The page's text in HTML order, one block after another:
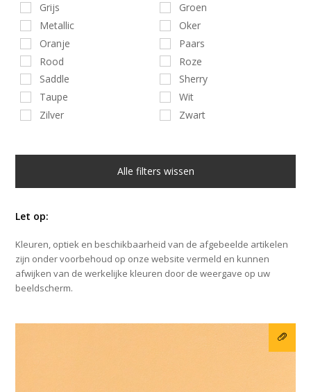
Grijs
Groen
Metallic
Oker
Oranje
Paars
Rood
Roze
Saddle
Sherry
Taupe
Wit
Zilver
Zwart
Alle filters wissen
Let op:
Kleuren, optiek en beschikbaarheid van de afgebeelde artikelen
zijn onder voorbehoud op onze website vermeld en kunnen
afwijken van de werkelijke kleuren door de weergave op uw
beeldscherm.